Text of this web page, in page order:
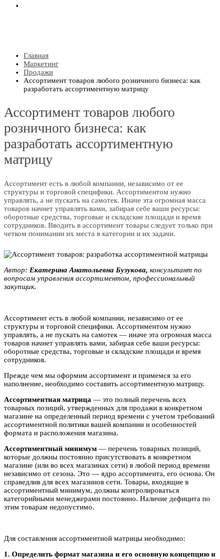
Главная
Маркетинг
Продажи
Ассортимент товаров любого розничного бизнеса: как
разработать ассортиментную матрицу
Ассортимент товаров любого
розничного бизнеса: как
разработать ассортиментную
матрицу
Ассортимент есть в любой компании, независимо от ее
структуры и торговой специфики. Ассортиментом нужно
управлять, а не пускать на самотек. Иначе эта огромная масса
товаров начнет управлять вами, забирая себе ваши ресурсы:
оборотные средства, торговые и складские площади и время
сотрудников. Вводить в ассортимент товары следует только при
четком понимании их места в категории и их задачи.
Автор: Екатерина Анатольевна Бузукoвa, консультант по
вопросам управления ассортиментом, профессиональный
закупщик.
Ассортимент есть в любой компании, независимо от ее
структуры и торговой специфики. Ассортиментом нужно
управлять, а не пускать на самотек — иначе эта огромная масса
товаров начнет управлять вами, забирая себе ваши ресурсы:
оборотные средства, торговые и складские площади и время
сотрудников.
Прежде чем мы оформим ассортимент и примемся за его
наполнение, необходимо составить ассортиментную матрицу.
Ассортиментная матрица — это полный перечень всех
товарных позиций, утвержденных для продажи в конкретном
магазине на определенный период времени с учетом требований
ассортиментной политики вашей компании и особенностей
формата и расположения магазина.
Ассортиментный минимум — перечень товарных позиций,
которые должны постоянно присутствовать в конкретном
магазине (или во всех магазинах сети) в любой период времени
независимо от сезона. Это — ядро ассортимента, его основа. Он
справедлив для всех магазинов сети. Товары, входящие в
ассортиментный минимум, должны контролироваться
категорийными менеджерами постоянно. Наличие дефицита по
этим товарам недопустимо.
Для составления ассортиментной матрицы необходимо:
1. Определить формат магазина и его основную концепцию и